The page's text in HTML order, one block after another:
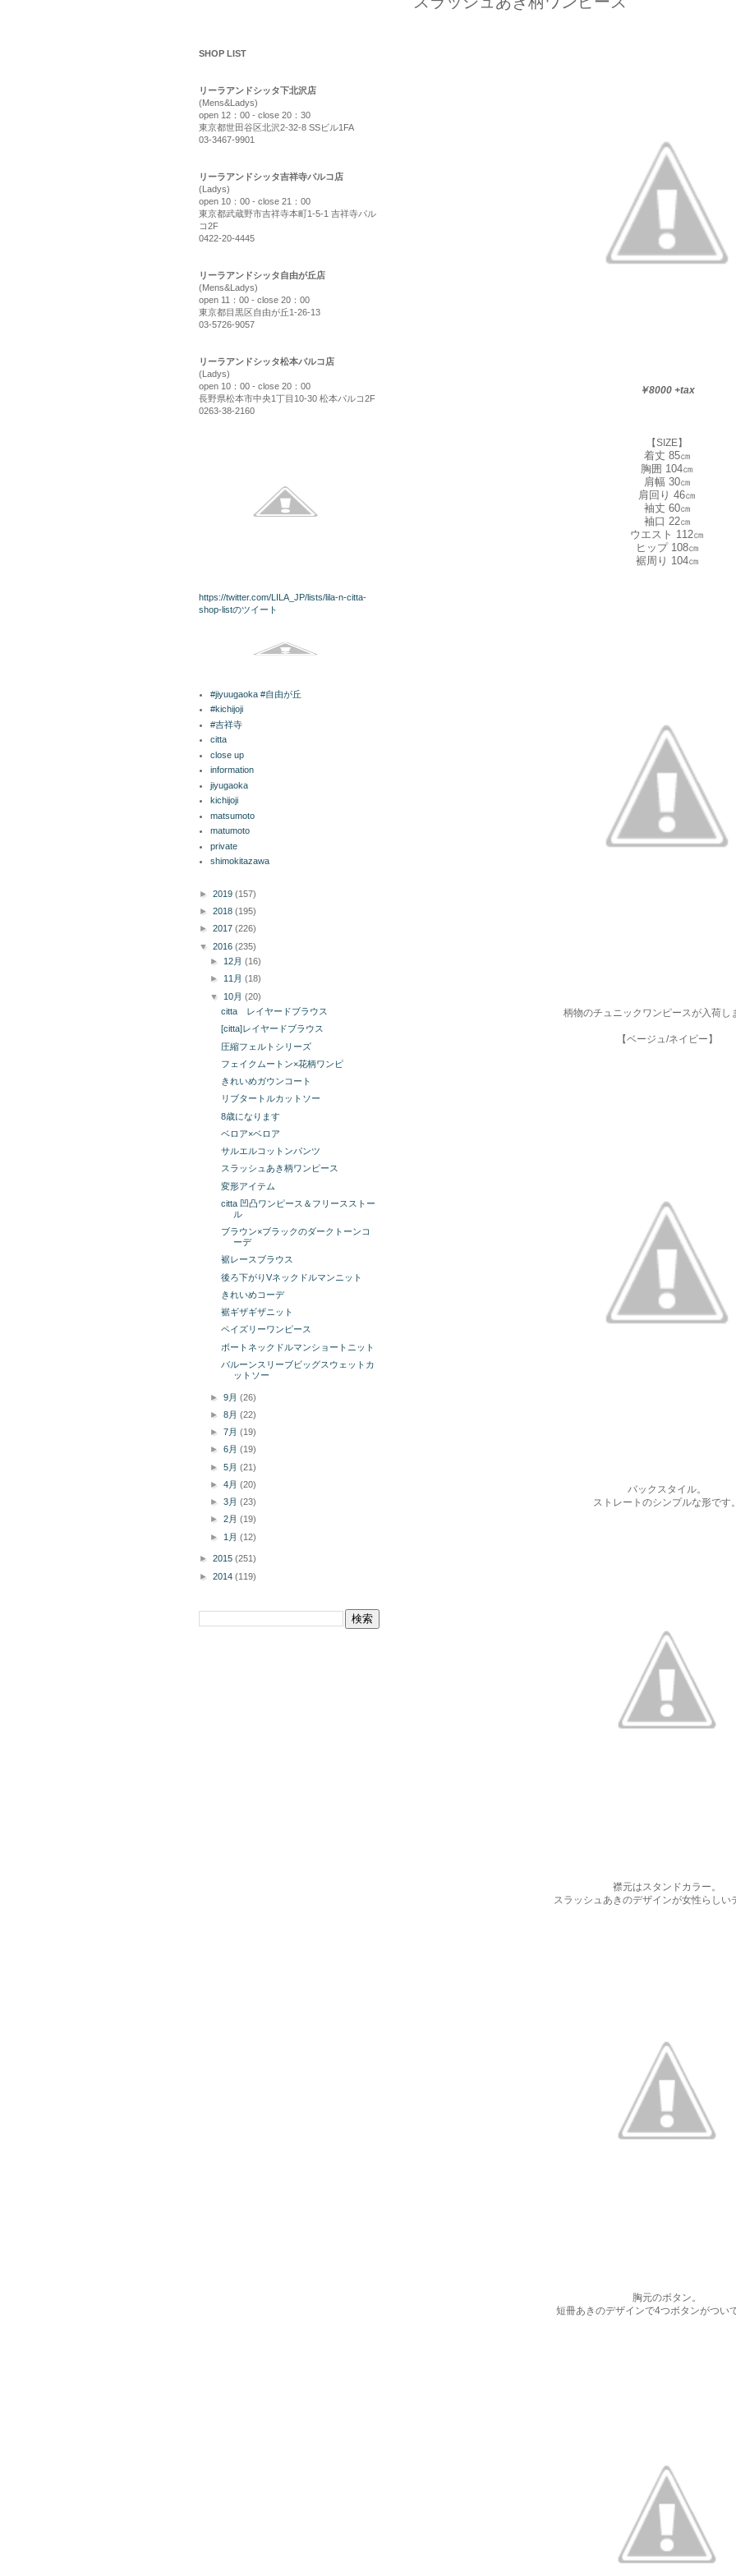
￥8000 +tax
【SIZE】
着丈 85㎝
胸囲 104㎝
肩幅 30㎝
肩回り 46㎝
袖丈 60㎝
袖口 22㎝
ウエスト 112㎝
ヒップ 108㎝
裾周り 104㎝
柄物のチュニックワンピースが入荷し
【ベージュ/ネイビー】
バックスタイル。
ストレートのシンプルな形です
襟元はスタンドカラー。
スラッシュあきのデザインが女性らしい
胸元のボタン。
短冊あきのデザインで4つボタンがつい
SHOP LIST
リーラアンドシッタ下北沢店
(Mens&Ladys)
open 12：00 - close 20：30
東京都世田谷区北沢2-32-8 SSビル1FA
03-3467-9901
リーラアンドシッタ吉祥寺パルコ店
(Ladys)
open 10：00 - close 21：00
東京都武蔵野市吉祥寺本町1-5-1 吉祥寺パル
コ2F
0422-20-4445
リーラアンドシッタ自由が丘店
(Mens&Ladys)
open 11：00 - close 20：00
東京都目黒区自由が丘1-26-13
03-5726-9057
リーラアンドシッタ松本パルコ店
(Ladys)
open 10：00 - close 20：00
長野県松本市中央1丁目10-30 松本パルコ2F
0263-38-2160
https://twitter.com/LILA_JP/lists/lila-n-citta-
shop-listのツイート
Facebook
#jiyuugaoka #自由が丘
#kichijoji
#吉祥寺
citta
close up
information
jiyugaoka
kichijoji
matsumoto
matumoto
private
shimokitazawa
► 2019 (157)
► 2018 (195)
► 2017 (226)
▼ 2016 (235)
► 12月(16)
► 11月(18)
▼ 10月(20)
citta レイヤードブラウス
[citta]レイヤードブラウス
圧縮フェルトシリーズ
フェイクムートン×花柄ワンピ
きれいめガウンコート
リブタートルカットソー
8歳になります
ベロア×ベロア
サルエルコットンパンツ
スラッシュあき柄ワンピース
変形アイテム
citta 凹凸ワンピース＆フリースストー
ル
ブラウン×ブラックのダークトーンコ
ーデ
裾レースブラウス
後ろ下がりVネックドルマンニット
きれいめコーデ
裾ギザギザニット
ペイズリーワンピース
ボートネックドルマンショートニット
バルーンスリーブビッグスウェットカ
ットソー
►9月(26)
►8月(22)
►7月(19)
►6月(19)
►5月(21)
►4月(20)
►3月(23)
►2月(19)
► 1月(12)
► 2015 (251)
► 2014 (119)